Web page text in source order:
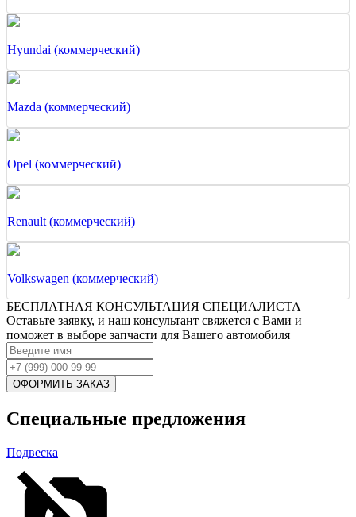
Hyundai (коммерческий)
Mazda (коммерческий)
Opel (коммерческий)
Renault (коммерческий)
Volkswagen (коммерческий)
БЕСПЛАТНАЯ КОНСУЛЬТАЦИЯ СПЕЦИАЛИСТА
Оставьте заявку, и наш консультант свяжется с Вами и
поможет в выборе запчасти для Вашего автомобиля
Специальные предложения
Подвеска